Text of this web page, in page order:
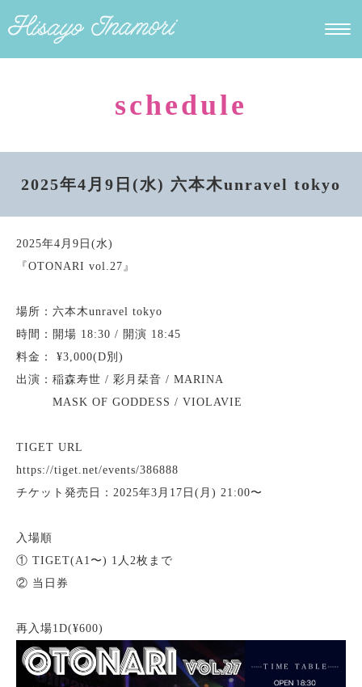
schedule
2025年4月9日(水) 六本木unravel tokyo
2025年4月9日(水)
『OTONARI vol.27』
場所：六本木unravel tokyo
時間：開場 18:30 / 開演 18:45
料金： ¥3,000(D別)
出演：稲森寿世 / 彩月栞音 / MARINA
MASK OF GODDESS / VIOLAVIE
TIGET URL
https://tiget.net/events/386888
チケット発売日：2025年3月17日(月) 21:00〜
入場順
① TIGET(A1〜) 1人2枚まで
② 当日券
再入場1D(¥600)